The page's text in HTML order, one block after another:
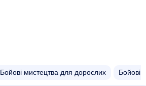
Бойові мистецтва для дорослих Бойові